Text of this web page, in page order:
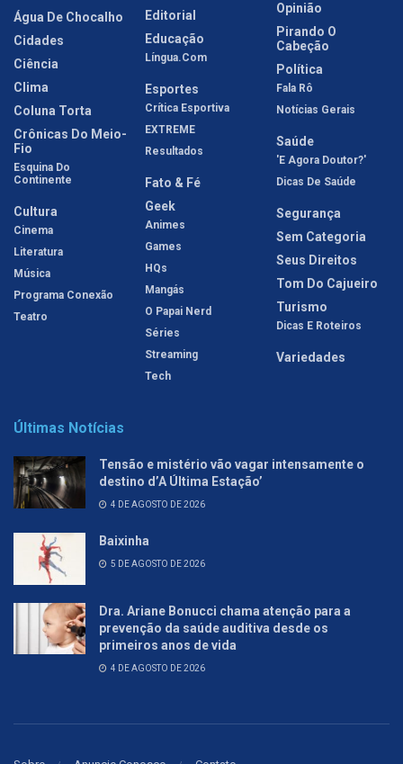
Água De Chocalho
Cidades
Ciência
Clima
Coluna Torta
Crônicas Do Meio-
Fio
Esquina Do
Continente
Cultura
Cinema
Literatura
Música
Programa Conexão
Teatro
Editorial
Educação
Língua.com
Esportes
Crítica Esportiva
EXTREME
Resultados
Fato & Fé
Geek
Animes
Games
HQs
Mangás
O Papai Nerd
Séries
Streaming
Tech
Opinião
Pirando O
Cabeção
Política
Fala Rô
Notícias Gerais
Saúde
'E Agora Doutor?'
Dicas De Saúde
Segurança
Sem Categoria
Seus Direitos
Tom Do Cajueiro
Turismo
Dicas E Roteiros
Variedades
Últimas Notícias
Tensão e mistério vão vagar intensamente o
destino d’A Última Estação’
4 DE AGOSTO DE 2026
Baixinha
5 DE AGOSTO DE 2026
Dra. Ariane Bonucci chama atenção para a
prevenção da saúde auditiva desde os
primeiros anos de vida
4 DE AGOSTO DE 2026